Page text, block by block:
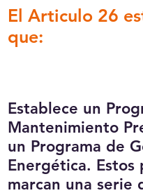
El Articulo 26
que:
​​Establece un
Mantenimiento
un Programa de
Energética. Estos
marcan una serie